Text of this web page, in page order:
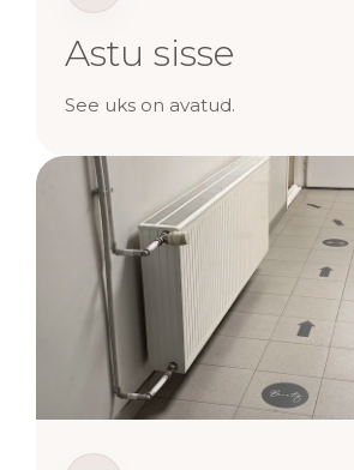
Astu sisse
See uks on avatud.